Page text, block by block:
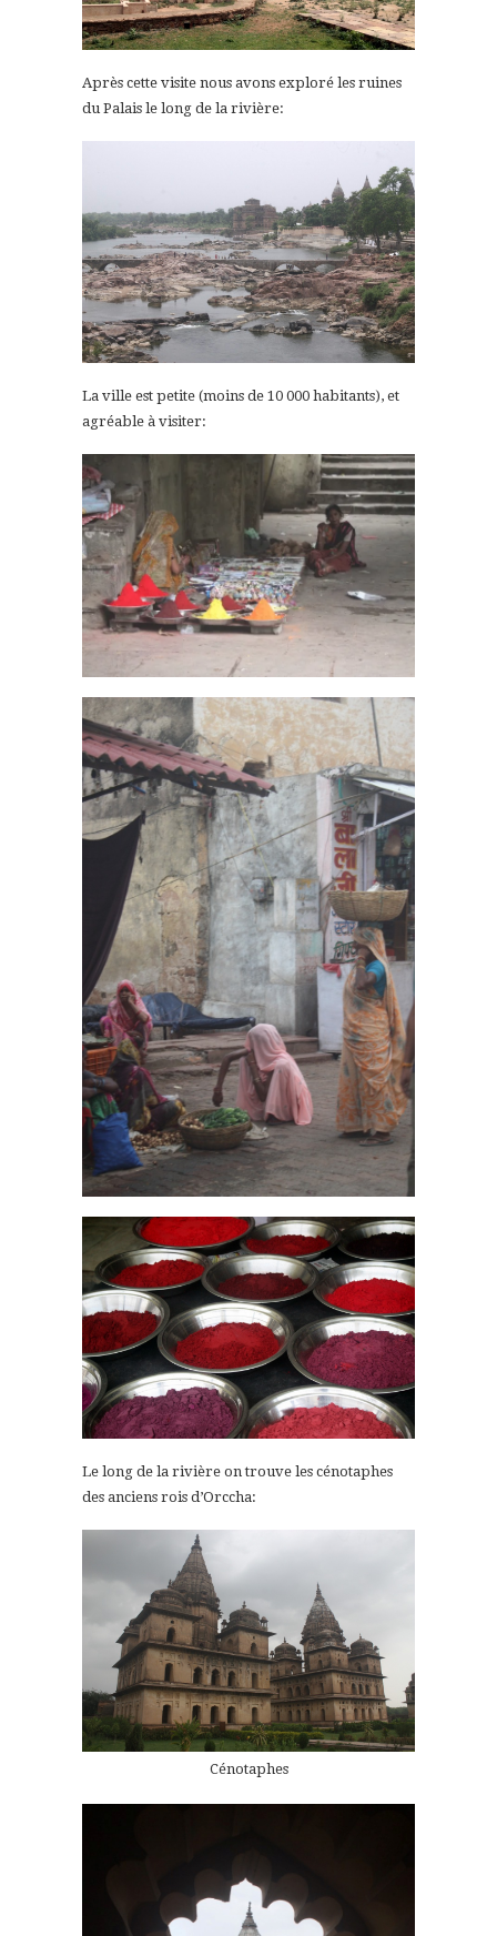
Après cette visite nous avons exploré les ruines
du Palais le long de la rivière:
La ville est petite (moins de 10 000 habitants), et
agréable à visiter:
Le long de la rivière on trouve les cénotaphes
des anciens rois d’Orccha:
Cénotaphes